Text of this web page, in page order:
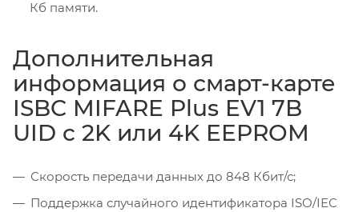
Кб памяти.
Дополнительная
информация о смарт-карте
ISBC MIFARE Plus EV1 7B
UID c 2K или 4K EEPROM
Скорость передачи данных до 848 Кбит/с;
Поддержка случайного идентификатора ISO/IEC